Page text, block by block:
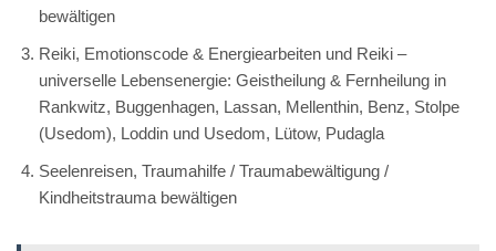
bewältigen
Reiki, Emotionscode & Energiearbeiten und Reiki –
universelle Lebensenergie: Geistheilung & Fernheilung in
Rankwitz, Buggenhagen, Lassan, Mellenthin, Benz, Stolpe
(Usedom), Loddin und Usedom, Lütow, Pudagla
Seelenreisen, Traumahilfe / Traumabewältigung /
Kindheitstrauma bewältigen